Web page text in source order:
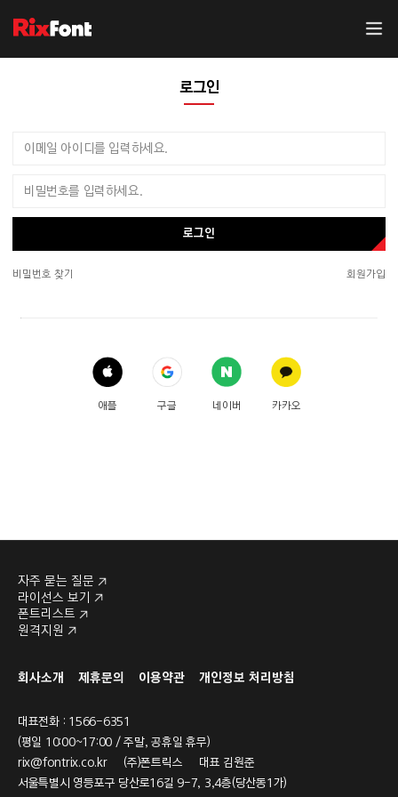
로그인
로그인
비밀번호 찾기 회원가입
애플 구글 네이버 카카오
자주 묻는 질문
라이선스 보기
폰트리스트
원격지원
회사소개 제휴문의 이용약관 개인정보 처리방침
대표전화 : 1566-6351
(평일 10:00~17:00 / 주말, 공휴일 휴무)
rix@fontrix.co.kr(주)폰트릭스 대표 김원준
서울특별시 영등포구 당산로16길 9-7, 3,4층(당산동1가)